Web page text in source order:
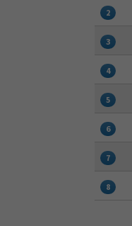
2
3
4
5
6
7
8